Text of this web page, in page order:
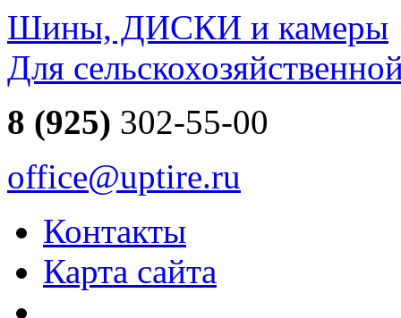
Шины, ДИСКИ и камеры
Для
8 (925) 302-55-00
office@uptire.ru
Контакты
Карта сайта